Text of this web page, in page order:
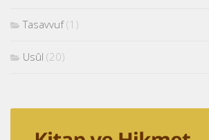
Tasavvuf(1)
Usûl (20)